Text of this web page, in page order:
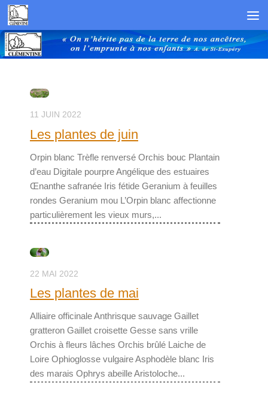
Skip to content
11 JUIN 2022
Les plantes de juin
Orpin blanc Trèfle renversé Orchis bouc Plantain
d’eau Digitale pourpre Angélique des estuaires
Œnanthe safranée Iris fétide Geranium à feuilles
rondes Geranium mou L’Orpin blanc affectionne
particulièrement les vieux murs,...
22 MAI 2022
Les plantes de mai
Alliaire officinale Anthrisque sauvage Gaillet
gratteron Gaillet croisette Gesse sans vrille
Orchis à fleurs lâches Orchis brûlé Laiche de
Loire Ophioglosse vulgaire Asphodèle blanc Iris
des marais Ophrys abeille Aristoloche...